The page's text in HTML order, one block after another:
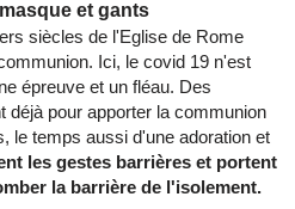
et gants
siècles de l'Eglise de Rome
Ici, le covid 19 n'est
épreuve et un fléau. Des
déjà pour apporter la communion
le temps aussi d'une adoration et
les gestes barrières et portent
la barrière de l'isolement.